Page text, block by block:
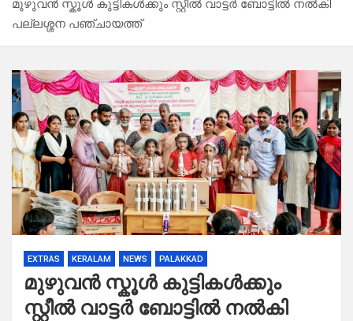
മുഴുവൻ സ്കൂൾ കുട്ടികൾക്കും സ്റ്റീൽ വാട്ടർ ബോട്ടിൽ നൽകി
പല്ലശ്ശന പഞ്ചായത്ത്
EXTRAS KERALAM NEWS PALAKKAD
മുഴുവൻ സ്കൂൾ കുട്ടികൾക്കും
സ്റ്റീൽ വാട്ടർ ബോട്ടിൽ നൽകി